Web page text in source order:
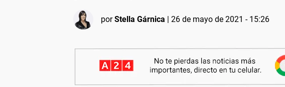
porStella Gárnica | 26 de mayo de 2021 - 15:26